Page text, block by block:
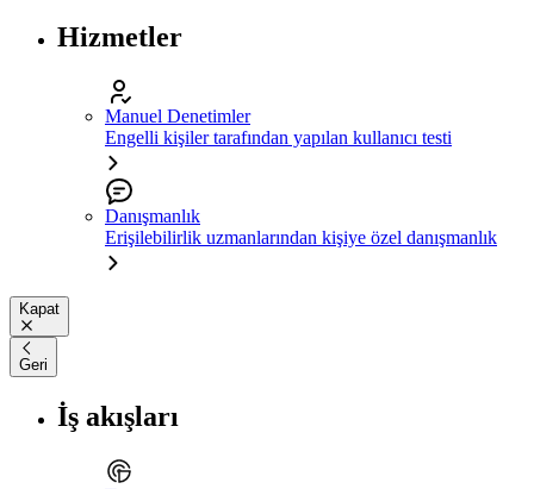
Hizmetler
Manuel Denetimler
Engelli kişiler tarafından yapılan kullanıcı testi
Danışmanlık
Erişilebilirlik uzmanlarından kişiye özel danışmanlık
Kapat
Geri
İş akışları